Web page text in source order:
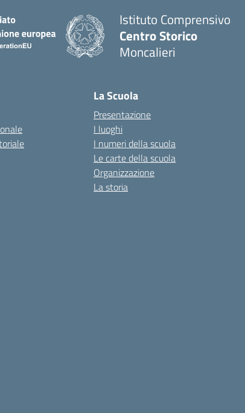
Istituto Comprensivo
Centro Storico
Moncalieri
La Scuola
Presentazione
I luoghi
I numeri della scuola
Le carte della scuola
Organizzazione
La storia